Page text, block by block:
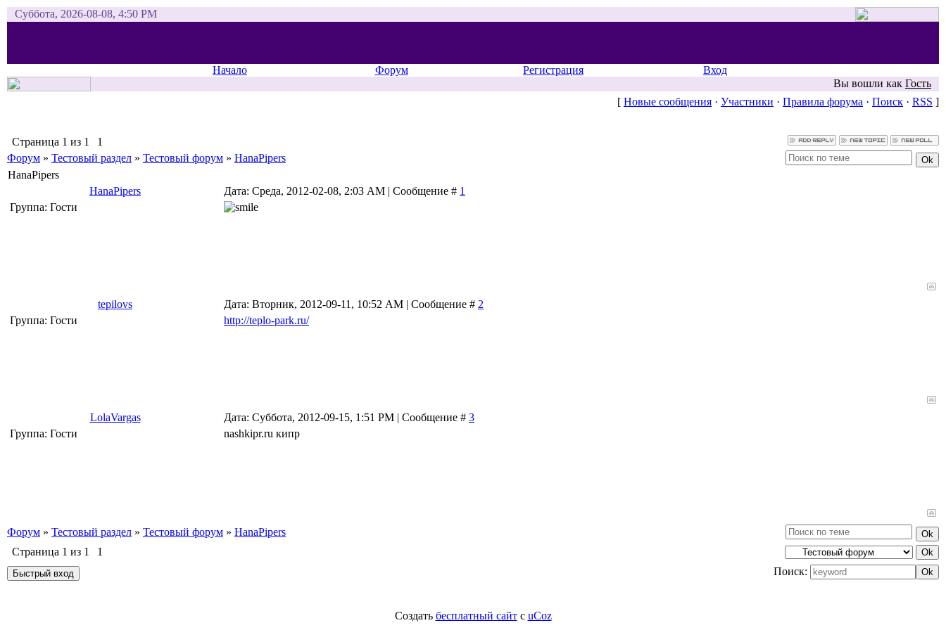
Суббота, 2026-08-08, 4:50 PM
Начало Форум Регистрация
Вход
Вы вошли как Гость
[ Новые сообщения · Участники · Правила форума · Поиск · RSS ]
Страница 1 из 1
1
Форум » Тестовый раздел » Тестовый форум » HanaPipers
HanaPipers
HanaPipers
Дата: Среда, 2012-02-08, 2:03 AM | Сообщение # 1
Группа: Гости
tepilovs Дата: Вторник, 2012-09-11, 10:52 AM | Сообщение # 2
Группа: Гости
http://teplo-park.ru/
LolaVargas Дата: Суббота, 2012-09-15, 1:51 PM | Сообщение # 3
Группа: Гости
nashkipr.ru кипр
Форум » Тестовый раздел » Тестовый форум » HanaPipers
Страница 1 из 1
1
Поиск:
Создать бесплатный сайтс uCoz